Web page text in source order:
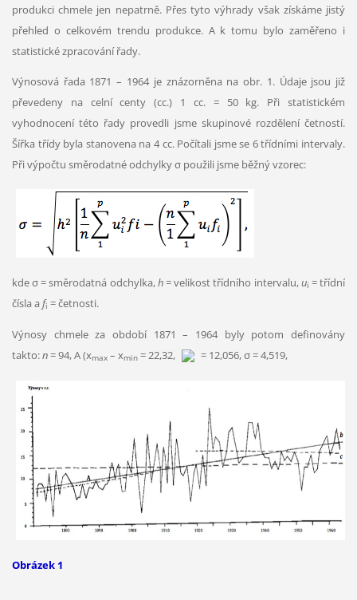
produkci chmele jen nepatrně. Přes tyto výhrady však získáme jistý
přehled o celkovém trendu produkce. A k tomu bylo zaměřeno i
statistické zpracování řady.
Výnosová řada 1871 – 1964 je znázorněna na obr. 1. Údaje jsou již
převedeny na celní centy (cc.) 1 cc. = 50 kg. Při statistickém
vyhodnocení této řady provedli jsme skupinové rozdělení četností.
Šířka třídy byla stanovena na 4 cc. Počítali jsme se 6 třídními intervaly.
Při výpočtu směrodatné odchylky σ použili jsme běžný vzorec:
kde σ = směrodatná odchylka,h= velikost třídního intervalu,ui = třídní
čísla a fi = četnosti.
Výnosy chmele za období 1871 – 1964 byly potom definovány
takto:n= 94, A (xmax– xmin= 22,32, = 12,056, σ = 4,519,
Obrázek 1